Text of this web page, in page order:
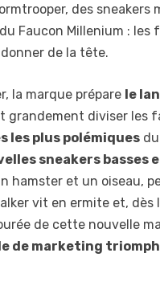
des
Faucon Millenium : les
de la tête.
la marque prépare le
grandement diviser les
les plus polémiques
sneakers basses
hamster et un oiseau,
vit en ermite et,
de cette nouvelle
de marketing